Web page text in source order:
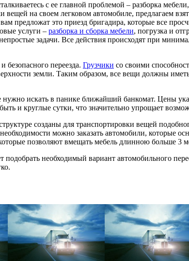
с ее главной проблемой – разборка
на своем легковом автомобиле, предлагаем
предложат это приезд бригадира, которые все
услуги – разборка и сборка мебели, погрузка и
задачи. Все действия происходят при
переезда. Грузчики со своими
земли. Таким образом, все вещи должны
искать в панике ближайший банкомат. Цены
и круглые сутки, что значительно упрощает
созданы для транспортировки вещей
можно заказать автомобили, которые
позволяют вмещать мебель длинною больше 3
необходимый вариант автомобильного